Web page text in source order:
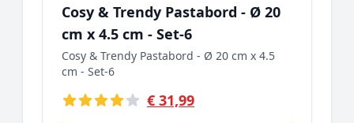
Cosy & Trendy Pastabord - Ø 20
cm x 4.5 cm - Set-6
Cosy & Trendy Pastabord - Ø 20 cm x 4.5
cm - Set-6
€ 31,99